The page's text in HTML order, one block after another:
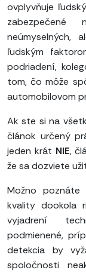
ovplyvňuje
zabezpečené
neúmyselných,
ľudským
podriadení,
tom, čo môže
automobilovom
Ak ste si na
článok určený
jeden krát NIE,
že sa dozviete
Možno poznáte
kvality dookola
vyjadrení
podmienené,
detekcia by
spoločnosti